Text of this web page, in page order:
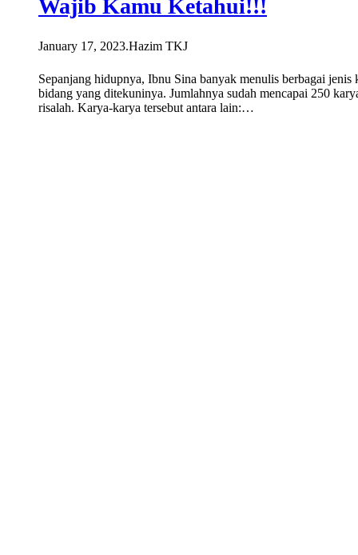
Wajib Kamu Ketahui!!!
January 17, 2023.Hazim TKJ
Sepanjang hidupnya, Ibnu Sina banyak menulis berbagai jenis
bidang yang ditekuninya. Jumlahnya sudah mencapai 250
risalah. Karya-karya tersebut antara lain:…